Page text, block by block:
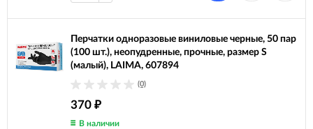
Перчатки одноразовые виниловые черные, 50 пар
(100 шт.), неопудренные, прочные, размер S
(малый), LAIMA, 607894
(0)
370 ₽
В наличии